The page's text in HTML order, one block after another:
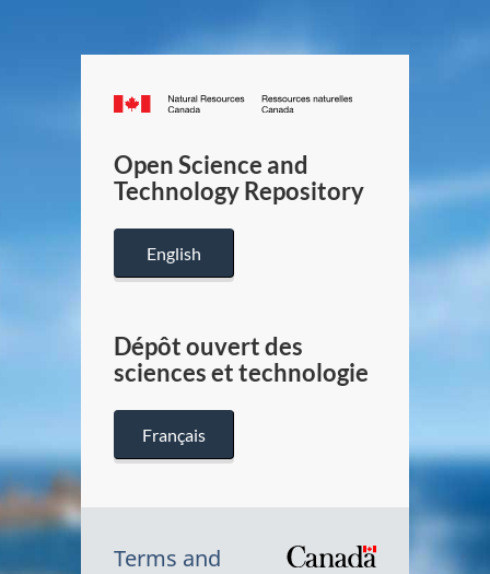
Canada.ca
/
Canada
Open Science and
Technology Repository
English
Dépôt ouvert des
sciences et technologie
Français
Terms and